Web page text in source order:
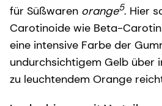
für Süßwaren orange5. Hier
Carotinoide wie Beta-
eine intensive Farbe der
undurchsichtigem Gelb über
zu leuchtendem Orange